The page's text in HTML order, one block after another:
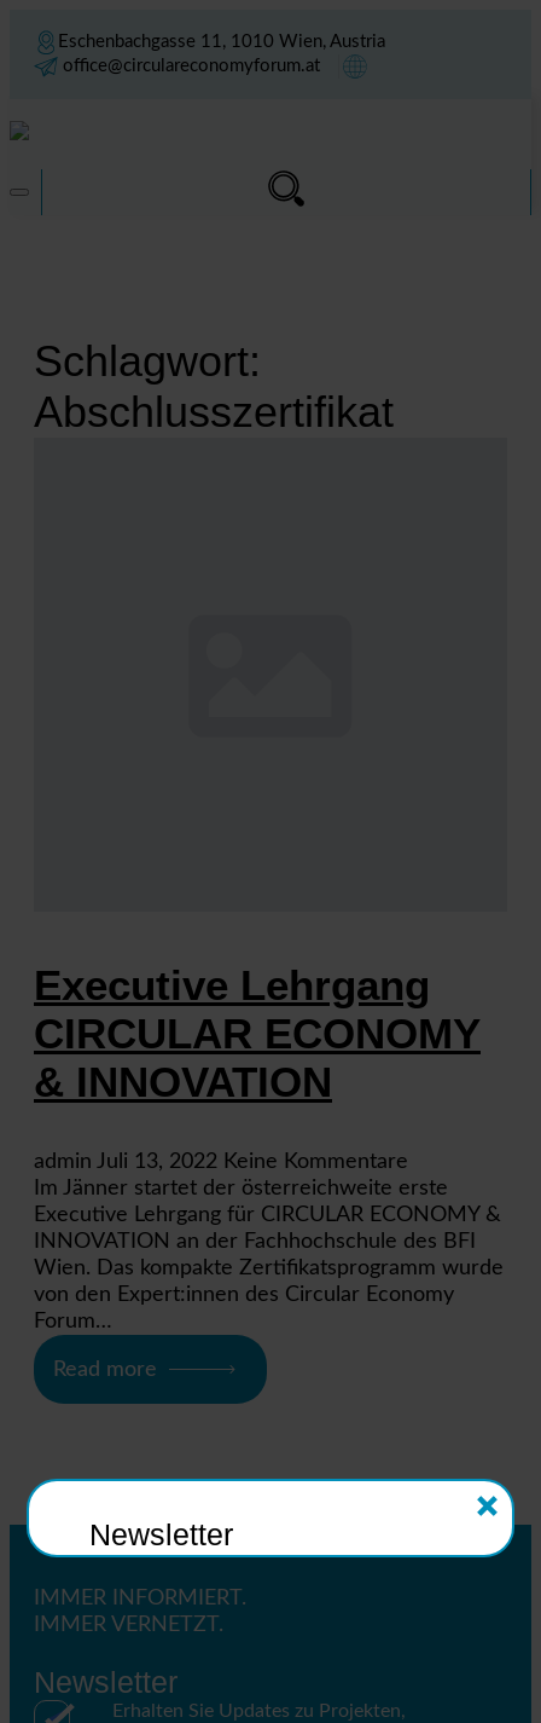
Eschenbachgasse 11, 1010 Wien, Austria
office@circulareconomyforum.at
Schlagwort:
Abschlusszertifikat
Executive Lehrgang
CIRCULAR ECONOMY
& INNOVATION
admin Juli 13, 2022 Keine Kommentare
Im Jänner startet der österreichweite erste
Executive Lehrgang für CIRCULAR ECONOMY &
INNOVATION an der Fachhochschule des BFI
Wien. Das kompakte Zertifikatsprogramm wurde
von den Expert:innen des Circular Economy
Forum…
Read more
IMMER INFORMIERT.
IMMER VERNETZT.
Newsletter
Erhalten Sie Updates zu Projekten,
Newsletter